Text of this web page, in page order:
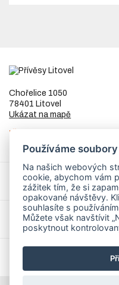
Chořelice 1050
78401 Litovel
Ukázat na mapě
IČ
DIČCZ8253255307
Přívěsy a náhradní
Servis
Mohlo by Vás
Používáme
Na našich webových
cookie, abychom vám
zážitek tím, že si
opakované návštěvy.
souhlasíte s
Můžete však navštívit
poskytnout